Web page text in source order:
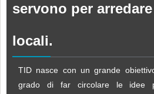
servono per
locali.
TID nasce con un grande
grado di far circolare le idee